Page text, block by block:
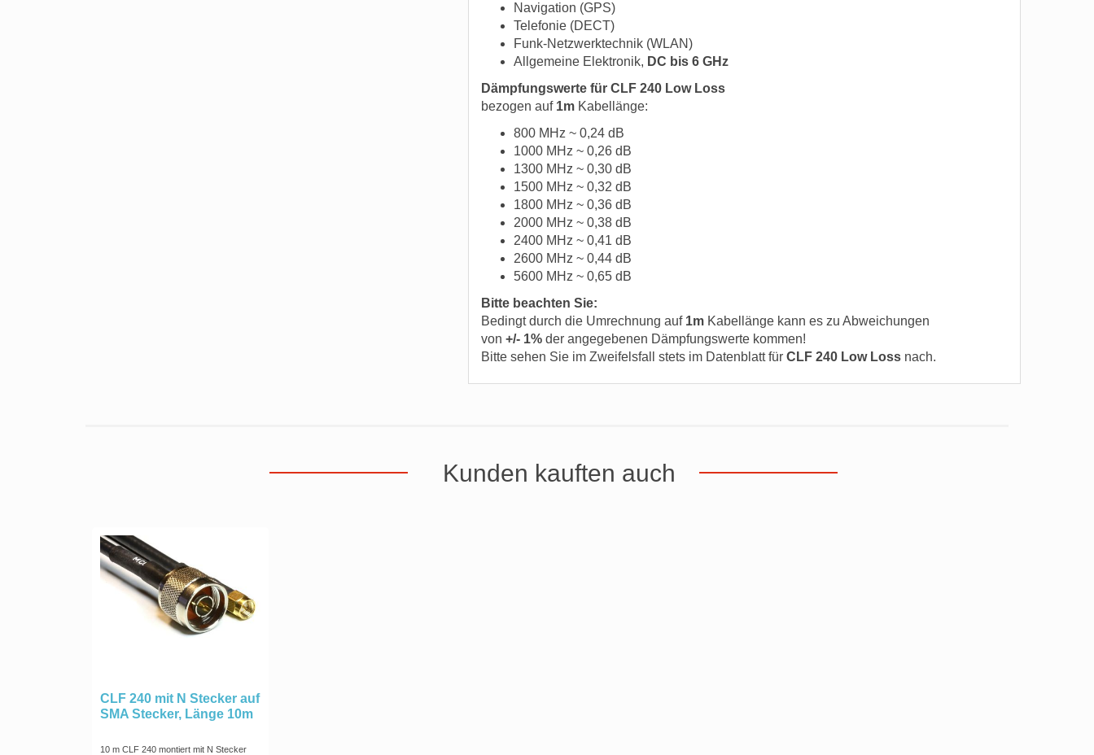
Navigation (GPS)
Telefonie (DECT)
Funk-Netzwerktechnik (WLAN)
Allgemeine Elektronik, DC bis 6 GHz
Dämpfungswerte für CLF 240 Low Loss
bezogen auf 1m Kabellänge:
800 MHz ~ 0,24 dB
1000 MHz ~ 0,26 dB
1300 MHz ~ 0,30 dB
1500 MHz ~ 0,32 dB
1800 MHz ~ 0,36 dB
2000 MHz ~ 0,38 dB
2400 MHz ~ 0,41 dB
2600 MHz ~ 0,44 dB
5600 MHz ~ 0,65 dB
Bitte beachten Sie:
Bedingt durch die Umrechnung auf 1m Kabellänge kann es zu Abweichungen
von +/- 1% der angegebenen Dämpfungswerte kommen!
Bitte sehen Sie im Zweifelsfall stets im Datenblatt für CLF 240 Low Loss nach.
Kunden kauften auch
CLF 240 mit N Stecker auf
SMA Stecker, Länge 10m
10 m CLF 240 montiert mit N Stecker